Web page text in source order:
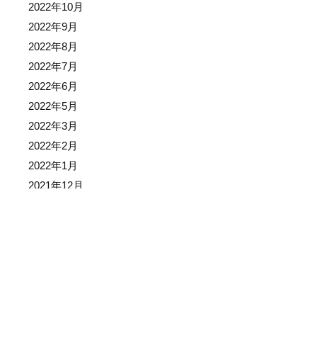
2022年10月
2022年9月
2022年8月
2022年7月
2022年6月
2022年5月
2022年3月
2022年2月
2022年1月
2021年12月